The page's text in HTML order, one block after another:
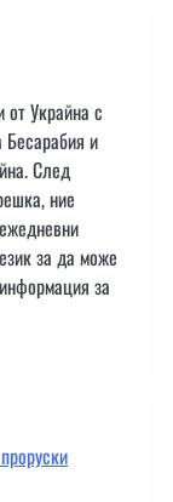
от Украйна с
Бесарабия и
След
ние
за да може
за